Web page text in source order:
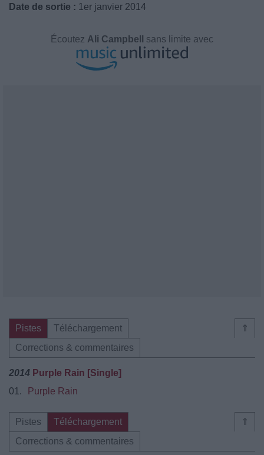
Date de sortie : 1er janvier 2014
Écoutez Ali Campbell sans limite avec
⇑
Pistes
Téléchargement
Corrections & commentaires
2014 Purple Rain [Single]
01.
Purple Rain
⇑
Pistes
Téléchargement
Corrections & commentaires